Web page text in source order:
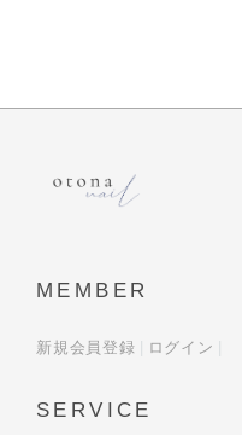
MEMBER
新規会員登録 ログイン
SERVICE